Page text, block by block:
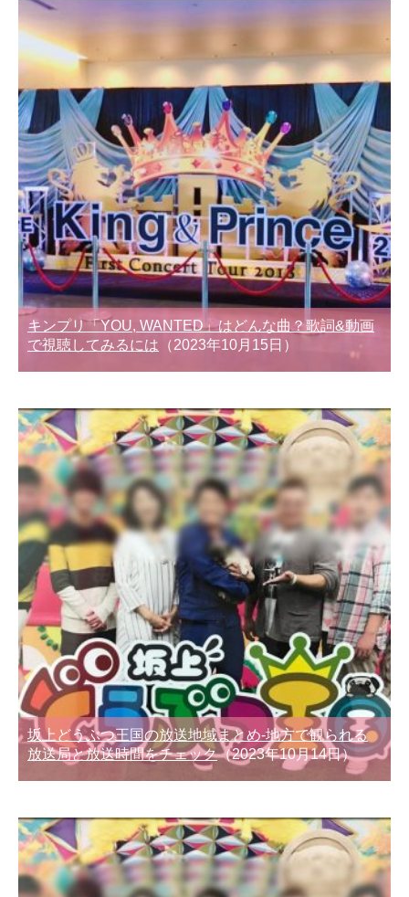
キンプリ「YOU, WANTED」はどんな曲？歌詞&動画
で視聴してみるには （2023年10月15日）
坂上どうぶつ王国の放送地域まとめ-地方で観られる
放送局と放送時間をチェック（2023年10月14日）